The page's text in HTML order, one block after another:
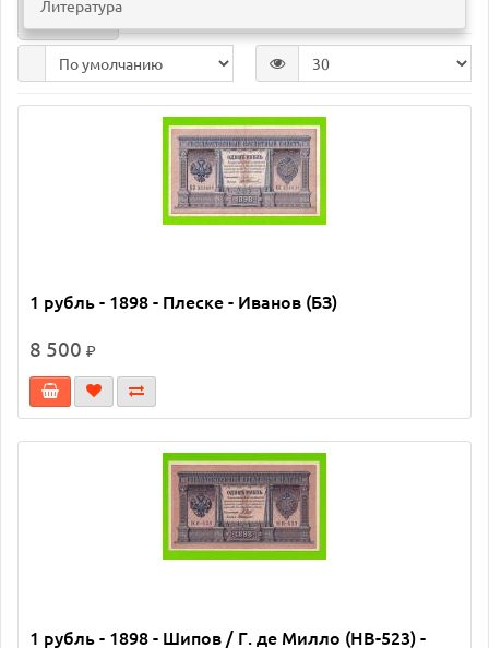
Литература
Сравнение товаров (0)
1 рубль - 1898 - Плеске - Иванов (БЗ)
8 500 ₽
1 рубль - 1898 - Шипов / Г. де Милло (НВ-523) -